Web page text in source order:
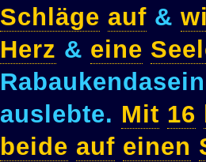
Schläge auf &
Herz & eine
auslebte. Mit 16
beide auf einen